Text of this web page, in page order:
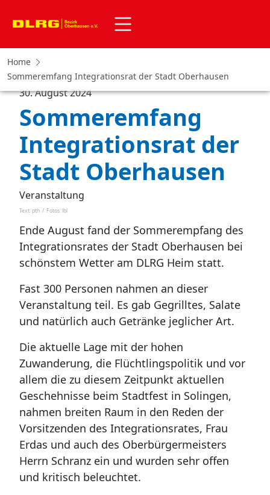
Home
Sommeremfang Integrationsrat der Stadt Oberhausen
30. August 2024
Sommeremfang
Integrationsrat der
Stadt Oberhausen
Veranstaltung
Text: pth / Fotos: lbl
Ende August fand der Sommerempfang des
Integrationsrates der Stadt Oberhausen bei
schönstem Wetter am DLRG Heim statt.
Fast 300 Personen nahmen an dieser
Veranstaltung teil. Es gab Gegrilltes, Salate
und natürlich auch Getränke jeglicher Art.
Die aktuelle Lage mit der hohen
Zuwanderung, die Flüchtlingspolitik und vor
allem die zu diesem Zeitpunkt aktuellen
Geschehnisse beim Stadtfest in Solingen,
nahmen breiten Raum in den Reden der
Vorsitzenden des Integrationsrates, Frau
Erdas und auch des Oberbürgermeisters
Herrn Schranz ein und wurden sehr offen
und kritisch beleuchtet.